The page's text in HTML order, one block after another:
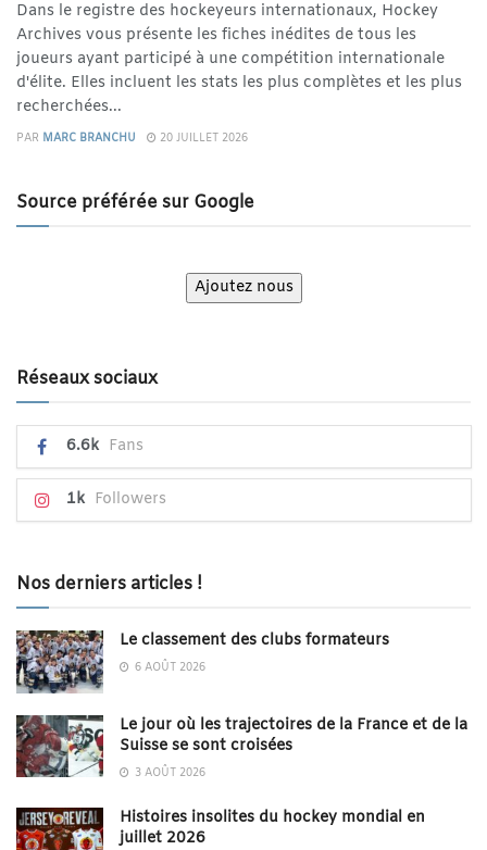
Dans le registre des hockeyeurs internationaux, Hockey
Archives vous présente les fiches inédites de tous les
joueurs ayant participé à une compétition internationale
d'élite. Elles incluent les stats les plus complètes et les plus
recherchées...
PAR MARC BRANCHU 20 JUILLET 2026
Source préférée sur Google
Ajoutez nous
Réseaux sociaux
6.6k Fans
1k Followers
Nos derniers articles !
Le classement des clubs formateurs
6 AOÛT 2026
Le jour où les trajectoires de la France et de la
Suisse se sont croisées
3 AOÛT 2026
Histoires insolites du hockey mondial en
juillet 2026